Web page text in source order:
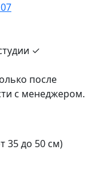
✓
после
с менеджером.
35 до 50 см)